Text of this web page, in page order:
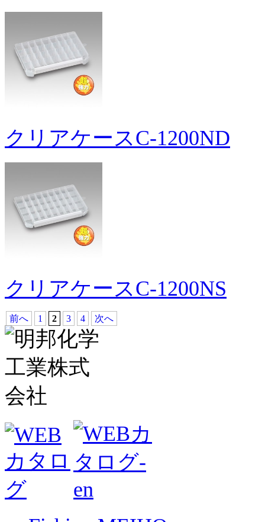
クリアケースC-1200ND
クリアケースC-1200NS
前へ 1 2 3 4 次へ